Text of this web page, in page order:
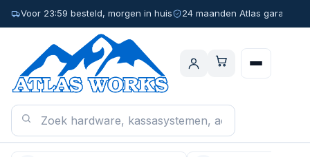
Voor 23:59 besteld, morgen in huis 24 maanden Atlas garantie